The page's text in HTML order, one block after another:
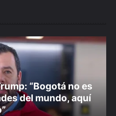
“Bogotá no es
del mundo, aquí